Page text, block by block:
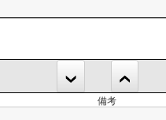
備考